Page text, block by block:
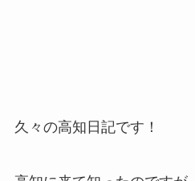
久々の高知日記です！